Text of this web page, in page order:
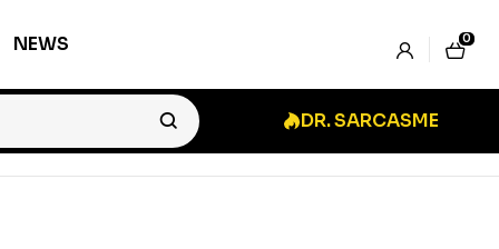
NEWS 0
DR. SARCASME